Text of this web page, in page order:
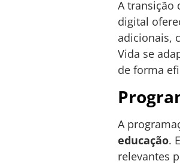
A transição
digital
adicionais,
Vida se
de forma
A
educação.
relevantes